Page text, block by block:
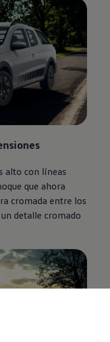
alto con líneas
que ahora
cromada entre los
detalle cromado